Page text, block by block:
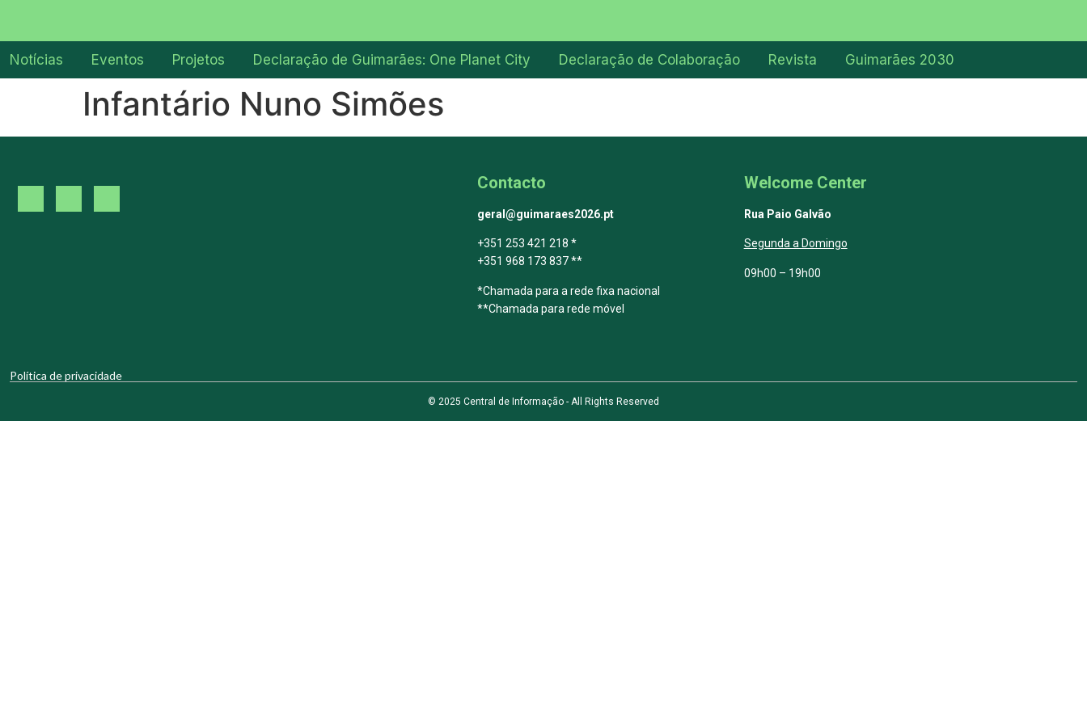
Notícias Eventos Projetos Declaração de Guimarães: One Planet City Declaração de Colaboração Revista Guimarães 2030
Infantário Nuno Simões
Contacto
geral@guimaraes2026.pt
+351 253 421 218 *
+351 968 173 837 **
*Chamada para a rede fixa nacional
**Chamada para rede móvel
Welcome Center
Rua Paio Galvão
Segunda a Domingo
09h00 – 19h00
Política de privacidade
© 2025 Central de Informação - All Rights Reserved